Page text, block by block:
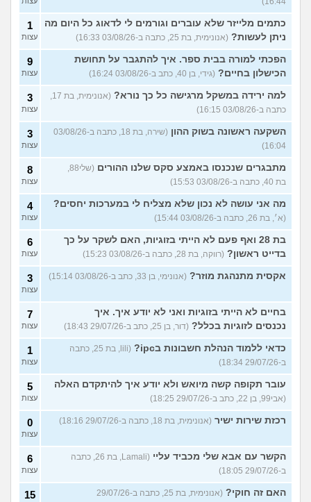
כתמים מלייזר שלא עוברים וגורמים לי לדאוג כל היום מה
ניתן לעשות? (אנונימית, בת 25, כתבה ב-03/08/26 16:33)
1
עצות
הפכתי למורה בבית ספר. איך להתגבר על תחושת
הכישלון בחיים? (גידי, בן 40, כתב ב-03/08/26 16:24)
9
עצות
למה ירידה במשקל מרגישה כל כך נורא?
(אנונימית, בת 17,
כתבה ב-03/08/26 16:15)
3
עצות
השקעה ראשונה בשוק ההון
(שירה, בת 18, כתבה ב-03/08/26
16:04)
3
עצות
מתבגרים שנכנסו באמצע סקס שלנו ההורים
(שלי88,
בת 40, כתבה ב-03/08/26 15:53)
8
עצות
מה אני עושה לא נכון שלא מצליח לי במערכות יחסים?
(א׳, בת 26, כתבה ב-03/08/26 15:44)
4
עצות
בת 28 ואף פעם לא הייתי בזוגיות, האם לשקר על כך
בדייט ראשון? (רווקה, בת 28, כתבה ב-03/08/26 15:23)
6
עצות
אקסית מתנהגת מוזר? (אנונימי, בן 33, כתב ב-03/08/26 15:14) 3
עצות
בחיים לא הייתי בזוגיות ואני לא יודע איך. איך
נכנסים לזוגיות בכלל? (דור, בן 25, כתב ב-29/07/26 18:43)
7
עצות
כדאי ללמוד הנהלת חשבונות בipc?
(lili, בת 25, כתבה
ב-29/07/26 18:34)
1
עצות
עובר תקופה קשה מיואש ולא יודע איך להיתקדם האלה
(אבי99, בן 22, כתב ב-29/07/26 18:25)
5
עצות
רכזת שירות ישיר (אנונימית, בת 18, כתבה ב-29/07/26 18:16) 0
עצות
הקשר עם אבא שלי מכביד עליי
(Lamali, בת 26, כתבה
ב-29/07/26 18:05)
6
עצות
האם זה חוקי?
(אנונימית, בת 25, כתבה ב-29/07/26
15